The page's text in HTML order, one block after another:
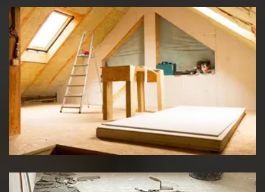
Travaux d'isolation